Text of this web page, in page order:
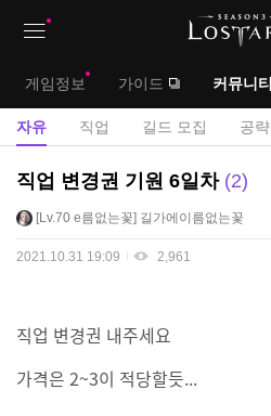
대
메
뉴
게임정보 가이드 커뮤니티
서
자유 직업 길드 모집 공략
자
게
직업 변경권 기원 6일차 2
Lv.70 e름없는꽃 길가에이름없는꽃
2021.10.31 19:09 2,961
직업 변경권 내주세요
가격은 2~3이 적당할듯...